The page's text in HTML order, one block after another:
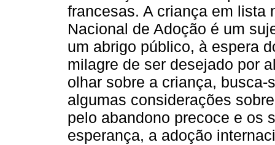
francesas. A criança em lista
Nacional de Adoção é um
um abrigo público, à espera
milagre de ser desejado por
olhar sobre a criança,
algumas considerações
pelo abandono precoce e os
esperança, a adoção